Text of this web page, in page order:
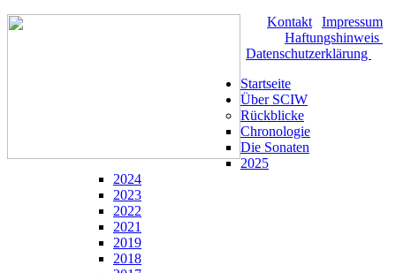
Kontakt Impressum
Haftungshinweis
Datenschutzerklärung
Startseite
Über SCIW
Rückblicke
Chronologie
Die Sonaten
2025
2024
2023
2022
2021
2019
2018